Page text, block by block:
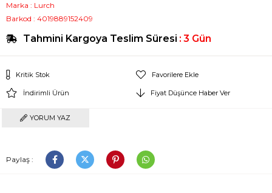
Marka : Lurch
Barkod : 4019889152409
Tahmini Kargoya Teslim Süresi : 3 Gün
Kritik Stok Favorilere Ekle
İndirimli Ürün Fiyat Düşünce Haber Ver
YORUM YAZ
Paylaş :